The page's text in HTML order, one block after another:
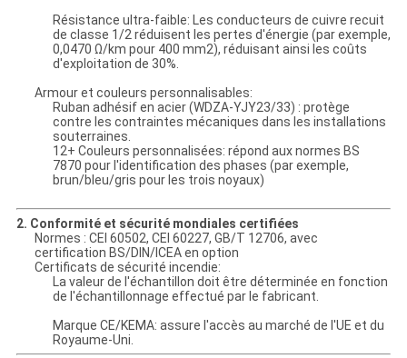
Résistance ultra-faible: Les conducteurs de cuivre recuit
de classe 1/2 réduisent les pertes d'énergie (par exemple,
0,0470 Ω/km pour 400 mm2), réduisant ainsi les coûts
d'exploitation de 30%.
Armour et couleurs personnalisables:
Ruban adhésif en acier (WDZA-YJY23/33) : protège
contre les contraintes mécaniques dans les installations
souterraines.
12+ Couleurs personnalisées: répond aux normes BS
7870 pour l'identification des phases (par exemple,
brun/bleu/gris pour les trois noyaux)
2. Conformité et sécurité mondiales certifiées
Normes : CEI 60502, CEI 60227, GB/T 12706, avec
certification BS/DIN/ICEA en option
Certificats de sécurité incendie:
La valeur de l'échantillon doit être déterminée en fonction
de l'échantillonnage effectué par le fabricant.
Marque CE/KEMA: assure l'accès au marché de l'UE et du
Royaume-Uni.